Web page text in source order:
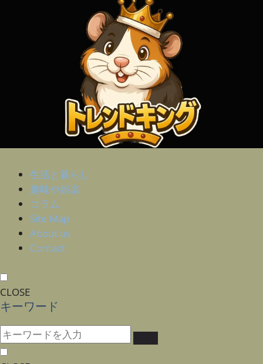
生活と暮らし
趣味や娯楽
コラム
Site Map
About us
Contact
CLOSE
キーワード